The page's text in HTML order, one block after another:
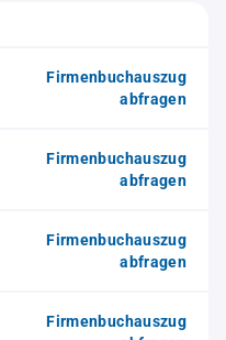
Firmenbuchauszug
abfragen
Firmenbuchauszug
abfragen
Firmenbuchauszug
abfragen
Firmenbuchauszug